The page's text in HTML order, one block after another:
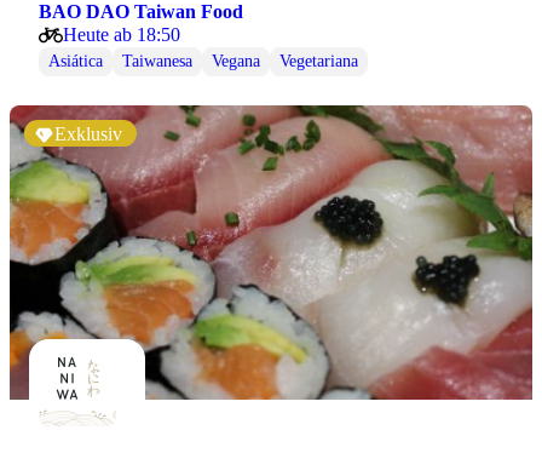
BAO DAO Taiwan Food
Heute ab 18:50
Asiática Taiwanesa Vegana Vegetariana
Exklusiv